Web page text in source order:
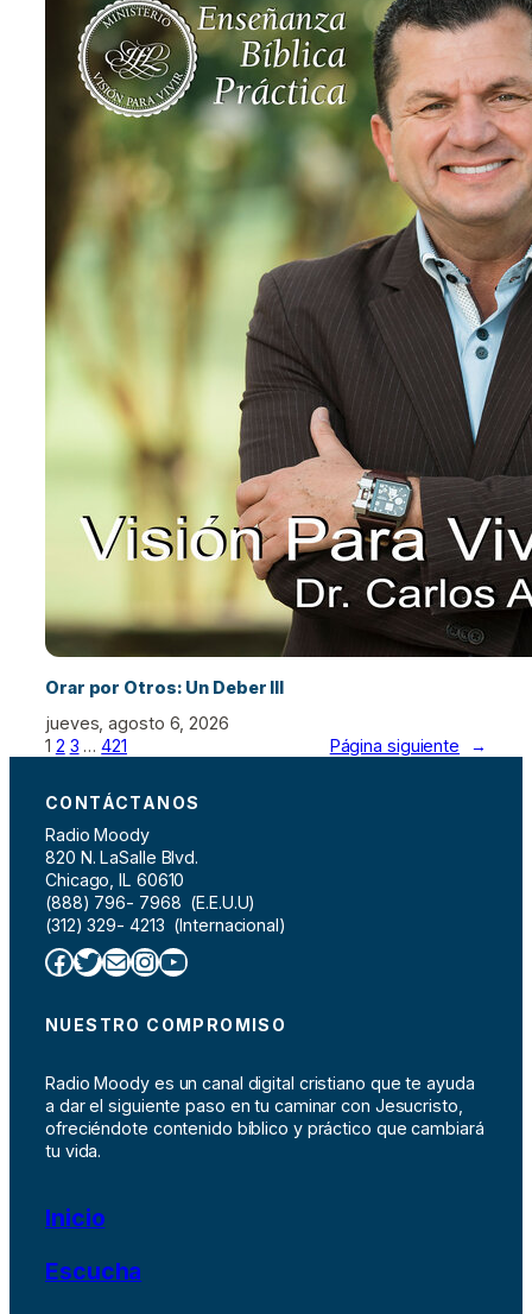
Orar por Otros: Un Deber III
jueves, agosto 6, 2026
1 2 3 … 421 Página siguiente →
CONTÁCTANOS
Radio Moody
820 N. LaSalle Blvd.
Chicago, IL 60610
(888) 796- 7968 (E.E.U.U)
(312) 329- 4213 (Internacional)
Facebook Twitter Correo electrónico InstagramYouTube
NUESTRO COMPROMISO
Radio Moody es un canal digital cristiano que te ayuda
a dar el siguiente paso en tu caminar con Jesucristo,
ofreciéndote contenido bíblico y práctico que cambiará
tu vida.
Inicio
Escucha